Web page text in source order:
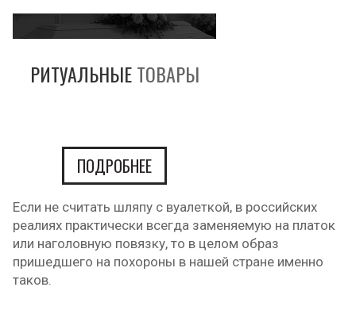
РИТУАЛЬНЫЕТОВАРЫ
ПОДРОБНЕЕ
Если не считать шляпу с вуалеткой, в российских
реалиях практически всегда заменяемую на платок
или наголовную повязку, то в целом образ
пришедшего на похороны в нашей стране именно
таков.